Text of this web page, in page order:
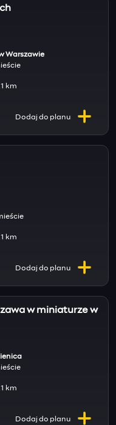
Warszawie
km
Dodaj do planu
km
Dodaj do planu
w miniaturze w
km
Dodaj do planu